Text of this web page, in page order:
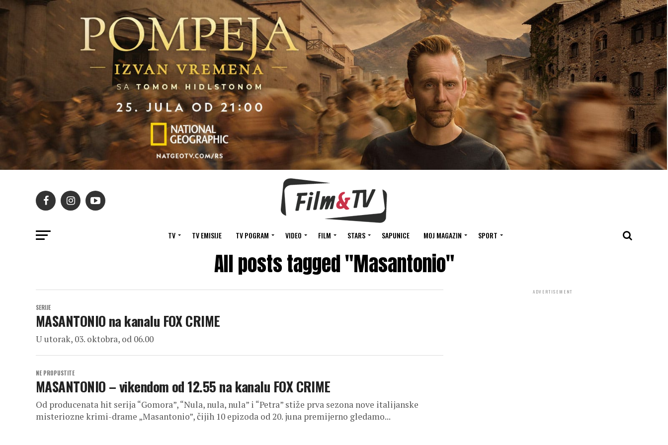
TV TV EMISIJE TV POGRAM VIDEO FILM STARS SAPUNICE MOJ MAGAZIN SPORT
All posts tagged "Masantonio"
SERIJE
MASANTONIO na kanalu FOX CRIME
U utorak, 03. oktobra, od 06.00
NE PROPUSTITE
MASANTONIO – vikendom od 12.55 na kanalu FOX CRIME
Od producenata hit serija “Gomora”, “Nula, nula, nula” i “Petra” stiže prva sezona nove italijanske
misteriozne krimi-drame „Masantonio”, čijih 10 epizoda od 20. juna premijerno gledamo...
ADVERTISEMENT